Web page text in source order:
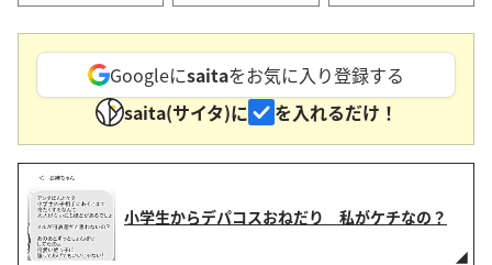
Googleにsaitaをお気に入り登録する
saita(サイタ)に
を入れるだけ！
小学生からデパコスおねだり 私がケチなの？